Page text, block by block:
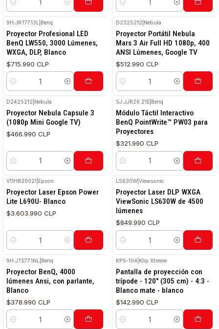
Cantidad Cantidad
9H.JRT77.13L Benq
Proyector Profesional LED
BenQ LW550, 3000 Lúmenes,
WXGA, DLP, Blanco
$715.990 CLP
Cantidad
D2325212 Nebula
Proyector Portátil Nebula
Mars 3 Air Full HD 1080p, 400
ANSI Lúmenes, Google TV
$512.990 CLP
Cantidad
D2425212 Nebula
Proyector Nebula Capsule 3
(1080p Mini Google TV)
$466.990 CLP
Cantidad
5J.JJR26.21E Benq
Módulo Táctil Interactivo
BenQ PointWrite™ PW03 para
Proyectores
$321.990 CLP
Cantidad
V11HB29021 Epson
Proyector Laser Epson Power
Lite L690U- Blanco
$3.603.990 CLP
Cantidad
LS630W |Viewsonic
Proyector Laser DLP WXGA
ViewSonic LS630W de 4500
lúmenes
$849.990 CLP
Cantidad
9H.JTE77.1NL Benq
Proyector BenQ, 4000
lúmenes Ansi, con parlante,
Blanco
$378.990 CLP
Cantidad
KPS-104 Klip Xtreme
Pantalla de proyección con
trípode - 120" (305 cm) - 4:3 -
Blanco mate - blanco
$142.990 CLP
Cantidad